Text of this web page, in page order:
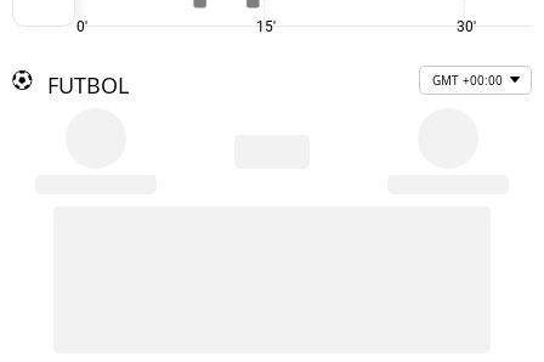
0' 15' 30'
FUTBOL GMT +00:00